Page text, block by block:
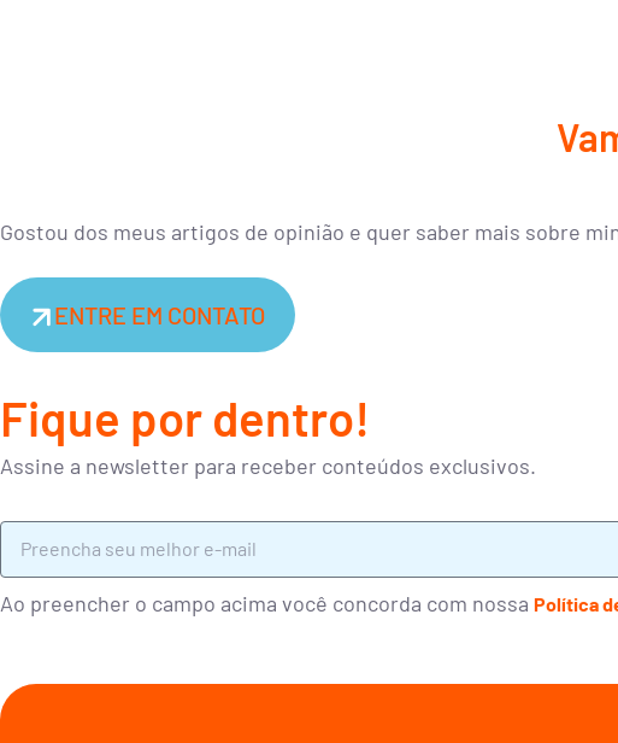
Gostou dos meus artigos de opinião e quer saber mais sobre
ENTRE EM CONTATO
Fique por dentro!
Assine a newsletter para receber conteúdos exclusivos.
Ao preencher o campo acima você concorda com nossa Política